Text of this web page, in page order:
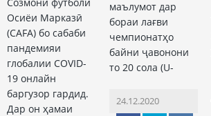
Осиёи Марказӣ
(CAFA) бо сабаби
пандемияи
глобалии COVID-
19 онлайн
баргузор гардид.
Дар он ҳамаи
маълумот дар
бораи лағви
чемпионатҳо
байни ҷавонони
то 20 сола (U-
24.12.2020